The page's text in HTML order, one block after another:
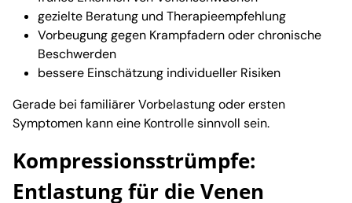
gezielte Beratung und Therapieempfehlung
Vorbeugung gegen Krampfadern oder chronische
Beschwerden
bessere Einschätzung individueller Risiken
Gerade bei familiärer Vorbelastung oder ersten
Symptomen kann eine Kontrolle sinnvoll sein.
Kompressionsstrümpfe:
Entlastung für die Venen